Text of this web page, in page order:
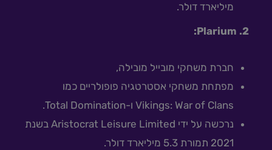
מיליארד דולר.
2. Plarium:
חברת משחקי מובייל מובילה,
מפתחת משחקי אסטרטגיה פופולריים כמו
Vikings: War of Clans ו-Total Domination.
נרכשה על ידי Aristocrat Leisure Limited בשנת
2021 תמורת 5.3 מיליארד דולר.